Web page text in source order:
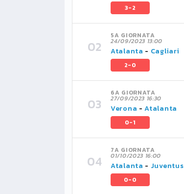
3-2
5A GIORNATA
24/09/2023 13:00
Atalanta - Cagliari
2-0
6A GIORNATA
27/09/2023 16:30
Verona -Atalanta
0-1
7A GIORNATA
01/10/2023 16:00
Atalanta - Juventus
0-0